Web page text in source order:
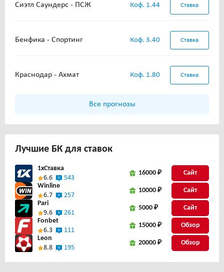
Сиэтл Саундерс - ПСЖ Коф. 1.44 Ставка
Бенфика - Спортинг Коф. 3.40 Ставка
Краснодар - Ахмат Коф. 1.80 Ставка
Все прогнозы
Лучшие БК для ставок
1xСтавка
6.6
543
16000 ₽
Сайт
Winline
6.7
257
10000 ₽
Сайт
Pari
9.6
261
5000 ₽
Сайт
Fonbet
6.3
111
15000 ₽
Leon
8.8
195
20000 ₽